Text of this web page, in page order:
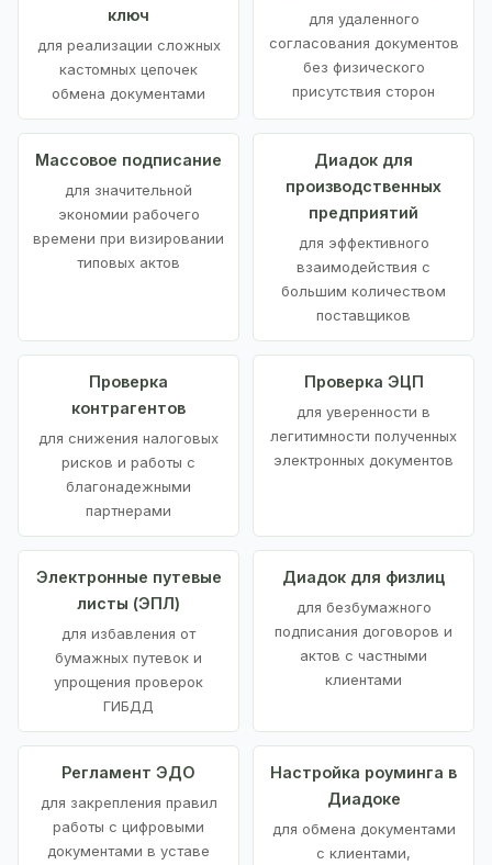
ключ
для реализации сложных
кастомных цепочек
обмена документами
для удаленного
согласования документов
без физического
присутствия сторон
Массовое подписание
для значительной
экономии рабочего
времени при визировании
типовых актов
Диадок для
производственных
предприятий
для эффективного
взаимодействия с
большим количеством
поставщиков
Проверка
контрагентов
для снижения налоговых
рисков и работы с
благонадежными
партнерами
Проверка ЭЦП
для уверенности в
легитимности полученных
электронных документов
Электронные путевые
листы (ЭПЛ)
для избавления от
бумажных путевок и
упрощения проверок
ГИБДД
Диадок для физлиц
для безбумажного
подписания договоров и
актов с частными
клиентами
Регламент ЭДО
для закрепления правил
работы с цифровыми
документами в уставе
Настройка роуминга в
Диадоке
для обмена документами
с клиентами,